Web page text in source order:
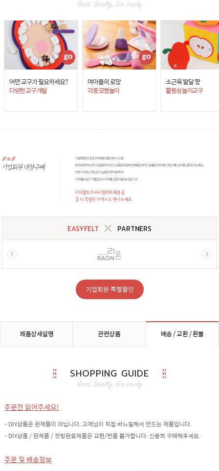
어떤 교구가 필요하세요?
다양한 교구 개발
여아들의 로망
각종 모형놀이
소근육 발달 짱
활동성 놀이교구
EASYFELT PARTNERS
기업회원 특별할인
제품상세설명 관련상품 배송 / 교환 / 환불
SHOPPING GUIDE
주문전 읽어주세요!
- DIY상품은 완제품이 아닙니다. 고객님이 직접 바느질해서 만드는 제품입니다.
- DIY상품 / 완제품 / 컷팅완료제품은 교환/반품 불가합니다. 신중히 구매해주세요.
주문 및 배송정보